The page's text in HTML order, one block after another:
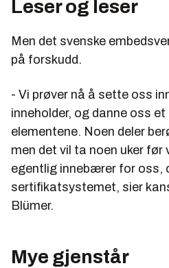
Leser og leser
Men det svenske
på forskudd.
- Vi prøver nå å sette oss
inneholder, og danne oss et
elementene. Noen deler
men det vil ta noen uker før
egentlig innebærer for oss,
sertifikatsystemet, sier
Blümer.
Mye gjenstår